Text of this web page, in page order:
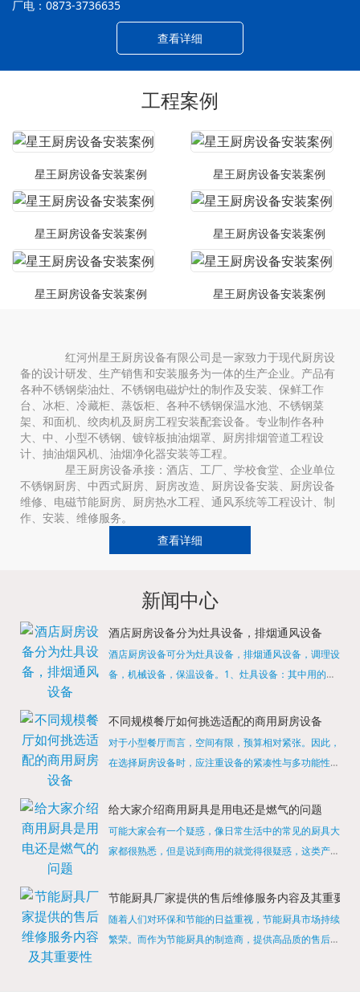
厂电：0873-3736635
查看详细
工程案例
星王厨房设备安装案例 星王厨房设备安装案例
星王厨房设备安装案例 星王厨房设备安装案例
星王厨房设备安装案例 星王厨房设备安装案例
红河州星王厨房设备有限公司是一家致力于现代厨房设
备的设计研发、生产销售和安装服务为一体的生产企业。产品有
各种不锈钢柴油灶、不锈钢电磁炉灶的制作及安装、保鲜工作
台、冰柜、冷藏柜、蒸饭柜、各种不锈钢保温水池、不锈钢菜
架、和面机、绞肉机及厨房工程安装配套设备。专业制作各种
大、中、小型不锈钢、镀锌板抽油烟罩、厨房排烟管道工程设
计、抽油烟风机、油烟净化器安装等工程。
星王厨房设备承接：酒店、工厂、学校食堂、企业单位
不锈钢厨房、中西式厨房、厨房改造、厨房设备安装、厨房设备
维修、电磁节能厨房、厨房热水工程、通风系统等工程设计、制
作、安装、维修服务。
查看详细
新闻中心
酒店厨房设备分为灶具设备，排烟通风设备
酒店厨房设备可分为灶具设备，排烟通风设备，调理设
备，机械设备，保温设备。1、灶具设备：其中用的较
缺少的，经过相关检测证明的合格设备才能进行使用，
不同规模餐厅如何挑选适配的商用厨房设备
对于小型餐厅而言，空间有限，预算相对紧张。因此，
在选择厨房设备时，应注重设备的紧凑性与多功能性。
烹饪设备，既能节省空间，又能满足多样化的烹饪需
给大家介绍商用厨具是用电还是燃气的问题
可能大家会有一个疑惑，像日常生活中的常见的厨具大
家都很熟悉，但是说到商用的就觉得很疑惑，这类产品
店用的就是商用的吗?还真别说，真被大家猜对了，这
节能厨具厂家提供的售后维修服务内容及其重要性
随着人们对环保和节能的日益重视，节能厨具市场持续
繁荣。而作为节能厨具的制造商，提供高品质的售后维